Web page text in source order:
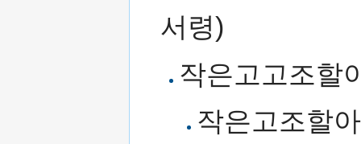
서령)
작은고고조할
작은고조할